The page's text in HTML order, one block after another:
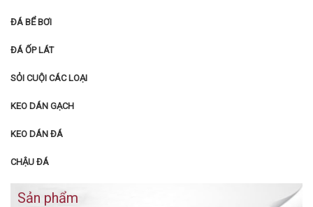
ĐÁ BỂ BƠI
ĐÁ ỐP LÁT
SỎI CUỘI CÁC LOẠI
KEO DÁN GẠCH
KEO DÁN ĐÁ
CHẬU ĐÁ
Sản phẩm